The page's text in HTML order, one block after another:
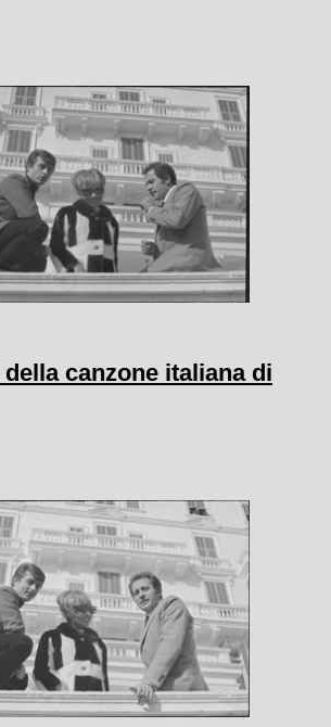
canzone italiana di